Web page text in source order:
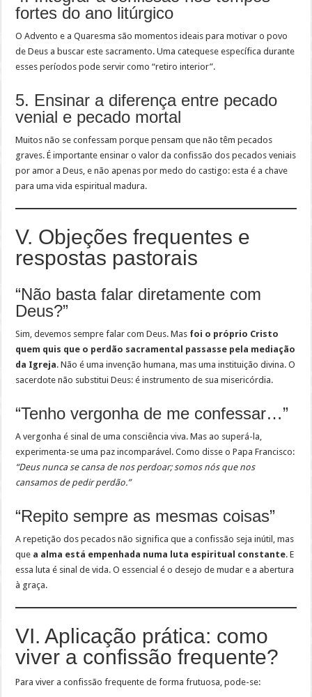
fortes do ano litúrgico
O Advento e a Quaresma são momentos ideais para motivar o povo
de Deus a buscar este sacramento. Uma catequese específica durante
esses períodos pode servir como “retiro interior”.
5. Ensinar a diferença entre pecado
venial e pecado mortal
Muitos não se confessam porque pensam que não têm pecados
graves. É importante ensinar o valor da confissão dos pecados veniais
por amor a Deus, e não apenas por medo do castigo: esta é a chave
para uma vida espiritual madura.
V. Objeções frequentes e
respostas pastorais
“Não basta falar diretamente com
Deus?”
Sim, devemos sempre falar com Deus. Mas foi o próprio Cristo
quem quis que o perdão sacramental passasse pela mediação
da Igreja. Não é uma invenção humana, mas uma instituição divina. O
sacerdote não substitui Deus: é instrumento de sua misericórdia.
“Tenho vergonha de me confessar…”
A vergonha é sinal de uma consciência viva. Mas ao superá-la,
experimenta-se uma paz incomparável. Como disse o Papa Francisco:
“Deus nunca se cansa de nos perdoar; somos nós que nos
cansamos de pedir perdão.”
“Repito sempre as mesmas coisas”
A repetição dos pecados não significa que a confissão seja inútil, mas
que a alma está empenhada numa luta espiritual constante. E
essa luta é sinal de vida. O essencial é o desejo de mudar e a abertura
à graça.
VI. Aplicação prática: como
viver a confissão frequente?
Para viver a confissão frequente de forma frutuosa, pode-se: